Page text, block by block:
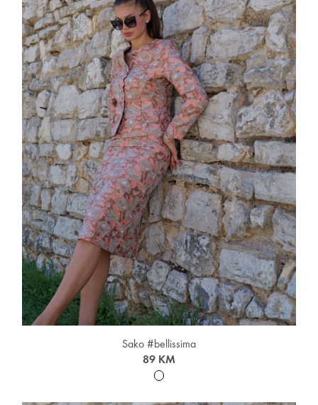
Sako #bellissima
89 KM